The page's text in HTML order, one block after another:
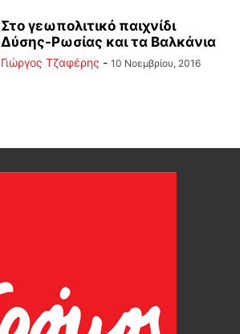
Στο γεωπολιτικό παιχνίδι
Δύσης-Ρωσίας και τα Βαλκάνια
Γιώργος Τζαφέρης - 10 Νοεμβρίου, 2016